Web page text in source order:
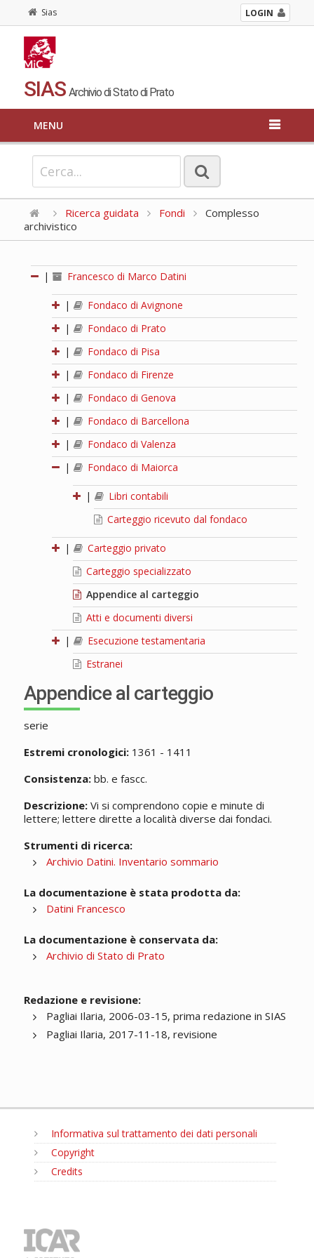
Sias LOGIN
SIAS Archivio di Stato di Prato
MENU
Ricerca guidata Fondi
Complesso
archivistico
| Francesco di Marco Datini
|
Fondaco di Avignone
|
Fondaco di Prato
|
Fondaco di Pisa
|
Fondaco di Firenze
|
Fondaco di Genova
|
Fondaco di Barcellona
|
Fondaco di Valenza
|
Fondaco di Maiorca
|
Libri contabili
Carteggio ricevuto dal fondaco
|
Carteggio privato
Carteggio specializzato
Appendice al carteggio
Atti e documenti diversi
|
Esecuzione testamentaria
Estranei
Appendice al carteggio
serie
Estremi cronologici:1361 - 1411
Consistenza:bb. e fascc.
Descrizione:Vi si comprendono copie e minute di
lettere; lettere dirette a località diverse dai fondaci.
Strumenti di ricerca:
Archivio Datini. Inventario sommario
La documentazione è stata prodotta da:
Datini Francesco
La documentazione è conservata da:
Archivio di Stato di Prato
Redazione e revisione:
Pagliai Ilaria, 2006-03-15, prima redazione in SIAS
Pagliai Ilaria, 2017-11-18, revisione
Informativa sul trattamento dei dati personali
Copyright
Credits